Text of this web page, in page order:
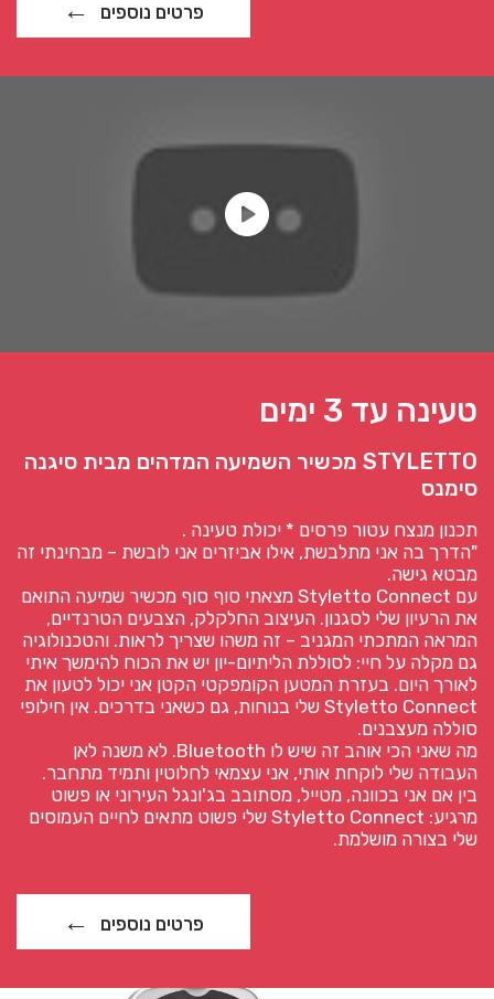
פרטים נוספים
טעינה עד 3 ימים
STYLETTO מכשיר השמיעה המדהים מבית סיגנה
סימנס
תכנון מנצח עטור פרסים * יכולת טעינה .
"הדרך בה אני מתלבשת, אילו אביזרים אני לובשת – מבחינתי זה
מבטא גישה.
עם Styletto Connect מצאתי סוף סוף מכשיר שמיעה התואם
את הרעיון שלי לסגנון. העיצוב החלקלק, הצבעים הטרנדיים,
המראה המתכתי המגניב – זה משהו שצריך לראות. והטכנולוגיה
גם מקלה על חיי: לסוללת הליתיום-יון יש את הכוח להימשך איתי
לאורך היום. בעזרת המטען הקומפקטי הקטן אני יכול לטעון את
Styletto Connect שלי בנוחות, גם כשאני בדרכים. אין חילופי
סוללה מעצבנים.
מה שאני הכי אוהב זה שיש לו Bluetooth. לא משנה לאן
העבודה שלי לוקחת אותי, אני עצמאי לחלוטין ותמיד מתחבר.
בין אם אני בכוונה, מטייל, מסתובב בג'ונגל העירוני או פשוט
מרגיע: Styletto Connect שלי פשוט מתאים לחיים העמוסים
שלי בצורה מושלמת.
פרטים נוספים